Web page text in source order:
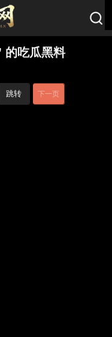
的吃瓜黑料
跳转 下一页